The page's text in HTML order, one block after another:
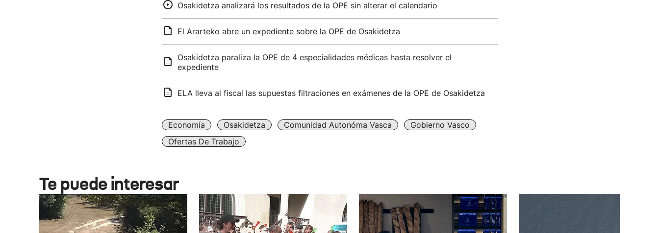
Osakidetza analizará los resultados de la OPE sin alterar el calendario
El Ararteko abre un expediente sobre la OPE de Osakidetza
Osakidetza paraliza la OPE de 4 especialidades médicas hasta resolver el
expediente
ELA lleva al fiscal las supuestas filtraciones en exámenes de la OPE de Osakidetza
Economía Osakidetza Comunidad Autonóma Vasca
Gobierno Vasco
Ofertas De Trabajo
Te puede interesar